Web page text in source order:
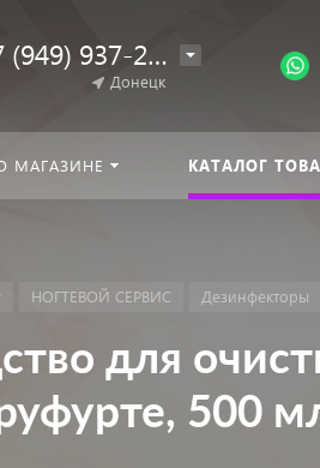
+7 (949) 937-25-64
Донецк
МАГАЗИНЕ КАТАЛОГ
НОГТЕВОЙ СЕРВИС Дезинфекторы
для
500